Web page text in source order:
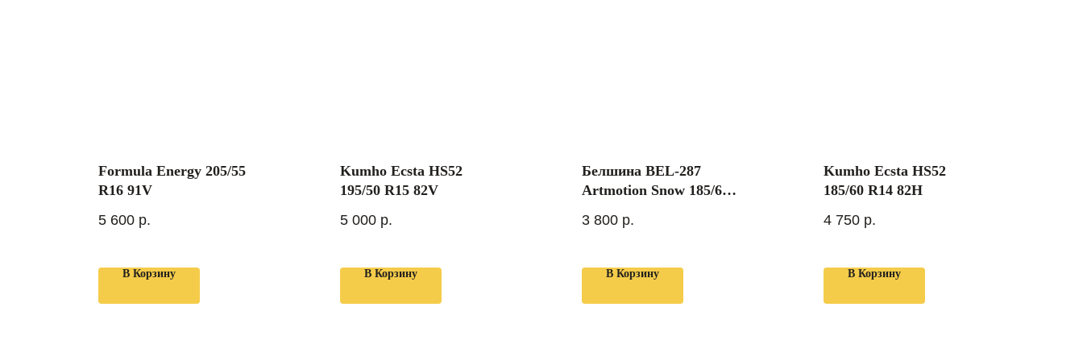
Formula Energy 205/55
R16 91V
5 600 р.
В Корзину
Kumho Ecsta HS52
195/50 R15 82V
5 000 р.
В Корзину
Белшина BEL-287
Artmotion Snow 185/65
3 800 р.
В Корзину
Kumho Ecsta HS52
185/60 R14 82H
4 750 р.
В Корзину